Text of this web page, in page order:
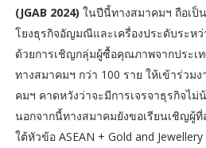
(JGAB 2024) ในปีนี้ทางสมาคมฯ ถือเป็
โยงธุรกิจอัญมณีและเครื่องประดับระห
ด้วยการเชิญกลุ่มผู้ซื้อคุณภาพจากประเ
ทางสมาคมฯ กว่า 100 ราย ให้เข้าร่วม
คมฯ คาดหวังว่าจะมีการเจรจาธุรกิจไม่
นอกจากนี้ทางสมาคมยังขอเรียนเชิญผู้ที่
ใต้หัวข้อ ASEAN + Gold and